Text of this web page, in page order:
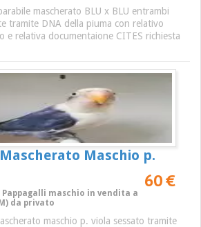
mascherato BLU x BLU entrambi
tramite DNA della piuma con relativo
e relativa documentaione CITES richiesta
Maschio p.
60 €
Pappagalli maschio in vendita a
da privato
maschio p. viola sessato tramite